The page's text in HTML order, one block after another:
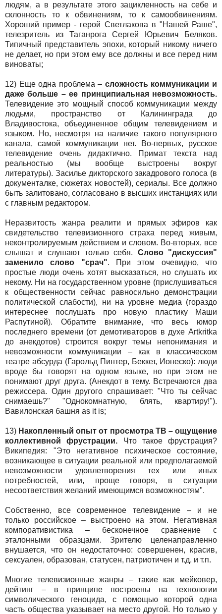
людям, а в результате этого зацикленность на себе и
склонность то к обвинениям, то к самообвинениям.
Хороший пример - герой Светлакова в "Нашей Раше",
телезритель из Таганрога Сергей Юрьевич Беляков.
Типичный представитель эпохи, который никому ничего
не делает, но при этом ему все должны и все перед ним
виноваты;
12) Еще одна проблема – сложность коммуникации и
даже больше – ее принципиальная невозможность.
Телевидение это мощный способ коммуникации между
людьми, пространство от Калининграда до
Владивостока, объединенное общим телевидением и
языком. Но, несмотря на наличие такого популярного
канала, самой коммуникации нет. Во-первых, русское
телевидение очень дидактично. Примат текста над
реальностью (мы вообще выстроены вокруг
литературы). Засилье дикторского закадрового голоса (в
документалке, сюжетах новостей), сериалы. Все должно
быть залитовано, согласовано в высших инстанциях или
с главным редактором.
Неразвитость жанра реалити и прямых эфиров как
свидетельство телевизионного страха перед живым,
неконтролируемым действием и словом. Во-вторых, все
слышат и слушают только себя. Слово "дискуссия"
заменило слово "срач". При этом очевидно, что
простые люди очень хотят высказаться, но слушать их
некому. Ни на государственном уровне (прислушиваться
к общественности сейчас равносильно демонстрации
политической слабости), ни на уровне медиа (гораздо
интереснее послушать про новую пластику Маши
Распутиной). Обратите внимание, что весь юмор
последнего времени (от демотиваторов в духе Artkritka
до анекдотов) строится вокруг темы непонимания и
невозможности коммуникации – как в классическом
театре абсурда (Гарольд Пинтер, Беккет, Ионеско): люди
вроде бы говорят на одном языке, но при этом не
понимают друг друга. (Анекдот в тему. Встречаются два
режиссера. Один другого спрашивает: "Что ты сейчас
снимаешь?" "Однокомнатную, блять, квартиру!").
Вавилонская башня as it is;
13) Накопленный опыт от просмотра ТВ – ощущение
коллективной фрустрации. Что такое фрустрация?
Википедия: "Это негативное психическое состояние,
возникающее в ситуации реальной или предполагаемой
невозможности удовлетворения тех или иных
потребностей, или, проще говоря, в ситуации
несоответствия желаний имеющимся возможностям".
Собственно, все современное телевидение – и не
только российское – выстроено на этом. Негативная
компоративистика – бесконечное сравнение с
эталонными образцами. Зрителю целенаправленно
внушается, что он недостаточно: совершенен, красив,
сексуален, образован, статусен, патриотичен и т.д. и т.п.
Многие телевизионные жанры – такие как мейковер,
дейтинг – в принципе построены на технологии
символического геноцида, с помощью которой одна
часть общества указывает на место другой. Но только у